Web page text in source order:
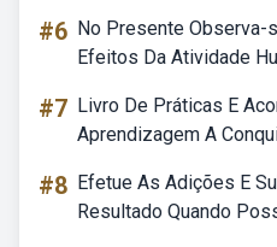
#6 No Presente Observa-
Efeitos Da Atividade
#7 Livro De Práticas E
Aprendizagem A
#8 Efetue As Adições E
Resultado Quando